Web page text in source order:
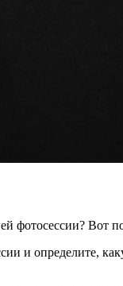
фотосессии? Вот
и определите,